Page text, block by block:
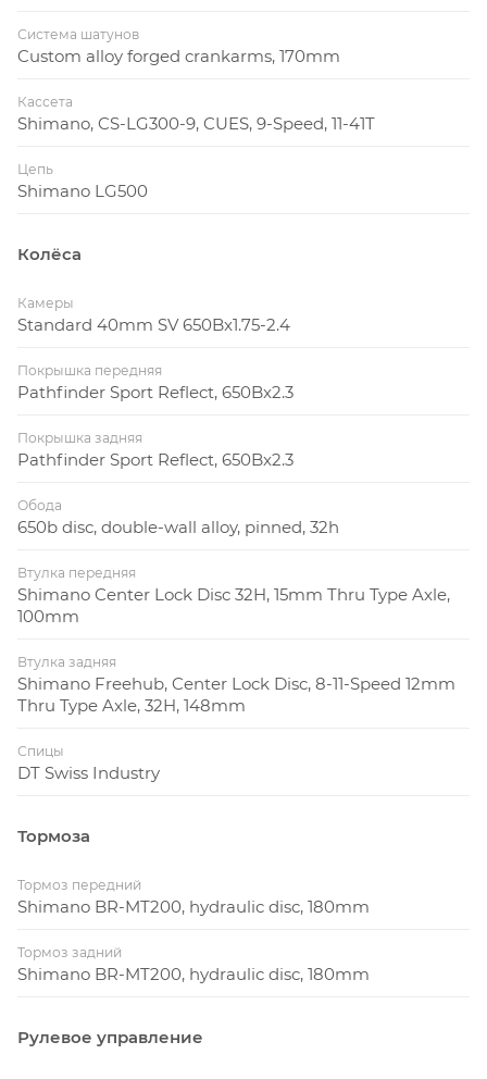
Система шатунов
Custom alloy forged crankarms, 170mm
Кассета
Shimano, CS-LG300-9, CUES, 9-Speed, 11-41T
Цепь
Shimano LG500
Колёса
Камеры
Standard 40mm SV 650Bx1.75-2.4
Покрышка передняя
Pathfinder Sport Reflect, 650Bx2.3
Покрышка задняя
Pathfinder Sport Reflect, 650Bx2.3
Обода
650b disc, double-wall alloy, pinned, 32h
Втулка передняя
Shimano Center Lock Disc 32H, 15mm Thru Type Axle,
100mm
Втулка задняя
Shimano Freehub, Center Lock Disc, 8-11-Speed 12mm
Thru Type Axle, 32H, 148mm
Спицы
DT Swiss Industry
Тормоза
Тормоз передний
Shimano BR-MT200, hydraulic disc, 180mm
Тормоз задний
Shimano BR-MT200, hydraulic disc, 180mm
Рулевое управление